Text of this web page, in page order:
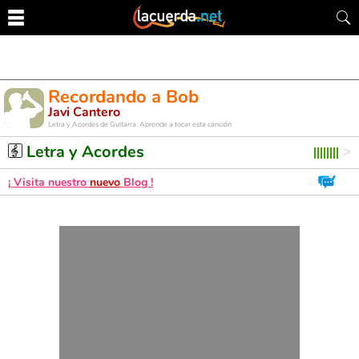
Recordando a Bob
Javi Cantero
Letra y Acordes de Guitarra. Aprende a tocar esta canción
Letra y Acordes
¡ Visita nuestro nuevo Blog !